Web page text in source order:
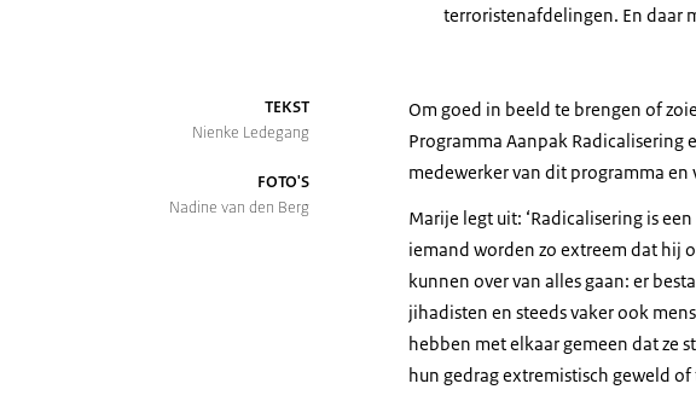
terroristenafdelingen. En daar
TEKST
Nienke Ledegang
FOTO'S
Nadine van den Berg
Om goed in beeld te brengen of
Programma Aanpak Radicalisering
medewerker van dit programma
Marije legt uit: ‘Radicalisering is
iemand worden zo extreem dat hij
kunnen over van alles gaan: er
jihadisten en steeds vaker ook
hebben met elkaar gemeen dat ze
hun gedrag extremistisch geweld of